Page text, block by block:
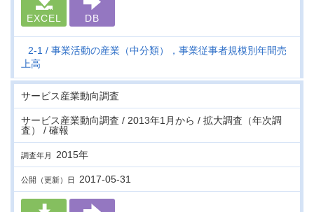
EXCEL DB
2-1
事業活動の産業（中分類），事業従事者規模別年間売
上高
サービス産業動向調査
サービス産業動向調査 / 2013年1月から / 拡大調査（年次調
査） / 確報
調査年月 2015年
公開（更新）日 2017-05-31